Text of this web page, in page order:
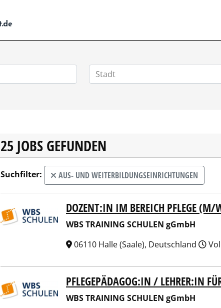
25 JOBS GEFUNDEN
Suchfilter: AUS- UND WEITERBILDUNGSEINRICHTUNGEN
WBS TRAINING SCHULEN gGmbHDOZENT:IN IM BEREICH PFLEGE
WBS TRAINING SCHULEN gGmbH
06110 Halle (Saale), Deutschland
WBS TRAINING SCHULEN gGmbHPFLEGEPÄDAGOG:IN / LEHRER:IN
WBS TRAINING SCHULEN gGmbH